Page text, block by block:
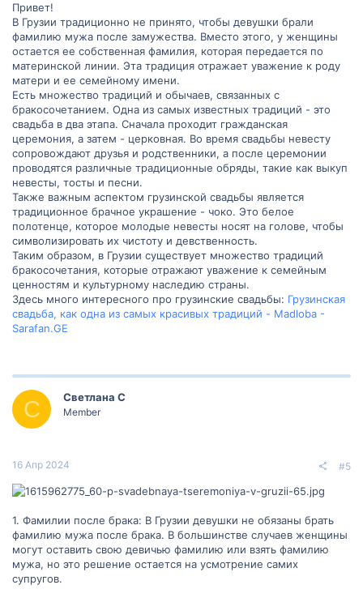
Привет!
В Грузии традиционно не принято, чтобы девушки брали
фамилию мужа после замужества. Вместо этого, у женщины
остается ее собственная фамилия, которая передается по
материнской линии. Эта традиция отражает уважение к роду
матери и ее семейному имени.
Есть множество традиций и обычаев, связанных с
бракосочетанием. Одна из самых известных традиций - это
свадьба в два этапа. Сначала проходит гражданская
церемония, а затем - церковная. Во время свадьбы невесту
сопровождают друзья и родственники, а после церемонии
проводятся различные традиционные обряды, такие как выкуп
невесты, тосты и песни.
Также важным аспектом грузинской свадьбы является
традиционное брачное украшение - чоко. Это белое
полотенце, которое молодые невесты носят на голове, чтобы
символизировать их чистоту и девственность.
Таким образом, в Грузии существует множество традиций
бракосочетания, которые отражают уважение к семейным
ценностям и культурному наследию страны.
Здесь много интересного про грузинские свадьбы: Грузинская
свадьба, как одна из самых красивых традиций - Madloba -
Sarafan.GE
С Светлана С
Member
16 Апр 2024 #5
1. Фамилии после брака: В Грузии девушки не обязаны брать
фамилию мужа после брака. В большинстве случаев женщины
могут оставить свою девичью фамилию или взять фамилию
мужа, но это решение остается на усмотрение самих
супругов.